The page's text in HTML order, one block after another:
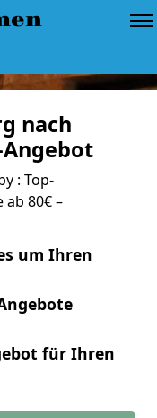
nach
: Top-
80€ –
um Ihren
für Ihren